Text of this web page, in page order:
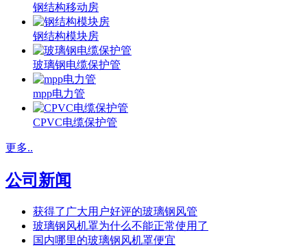
钢结构移动房
钢结构模块房
玻璃钢电缆保护管
mpp电力管
CPVC电缆保护管
更多..
公司新闻
获得了广大用户好评的玻璃钢风管
玻璃钢风机罩为什么不能正常使用了
国内哪里的玻璃钢风机罩便宜